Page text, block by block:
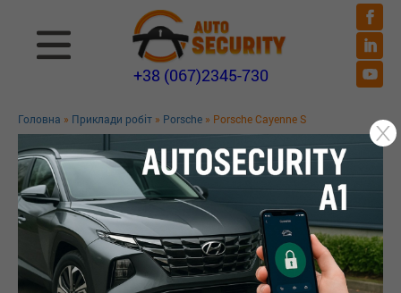
+38 (067)2345-730
Головна » Приклади робіт » Porsche » Porsche Cayenne S
PORSCHE CAYENNE S